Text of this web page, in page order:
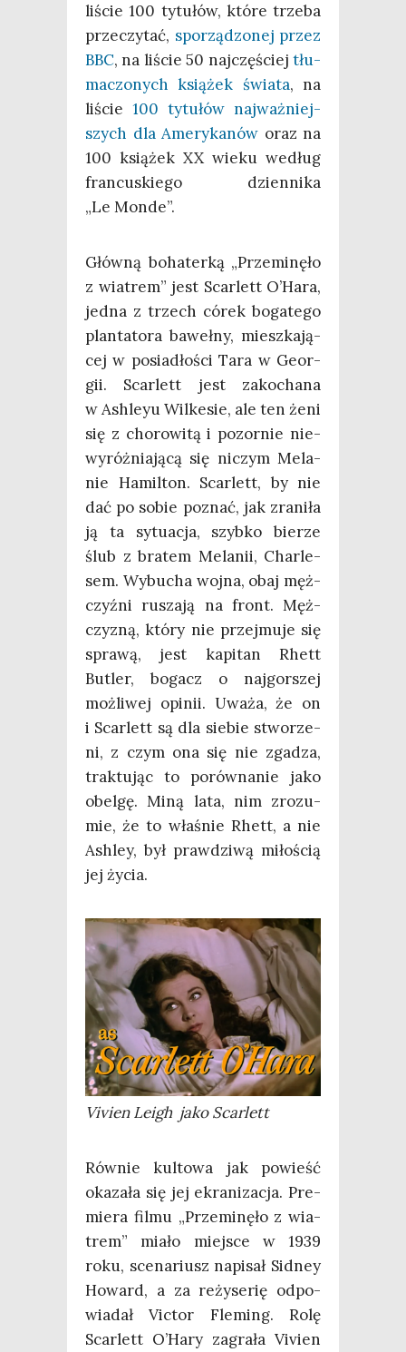
liście 100 tytu­łów, któ­re trze­ba
prze­czy­tać, spo­rzą­dzo­nej przez
BBC, na liście 50 naj­czę­ściej tłu­
ma­czo­nych ksią­żek świa­ta, na
liście 100 tytu­łów naj­waż­niej­
szych dla Ame­ry­ka­nów oraz na
100 ksią­żek XX wie­ku według
fran­cu­skie­go dzien­ni­ka
„Le Monde”.
Głów­ną boha­ter­ką „Prze­mi­nę­ło
z wia­trem” jest Scar­lett O’Ha­ra,
jed­na z trzech córek boga­te­go
plan­ta­to­ra baweł­ny, miesz­ka­ją­
cej w posia­dło­ści Tara w Geo­r­
gii. Scar­lett jest zako­cha­na
w Ash­leyu Wil­ke­sie, ale ten żeni
się z cho­ro­wi­tą i pozor­nie nie­
wy­róż­nia­ją­cą się niczym Mela­
nie Hamil­ton. Scar­lett, by nie
dać po sobie poznać, jak zra­ni­ła
ją ta sytu­acja, szyb­ko bie­rze
ślub z bra­tem Mela­nii, Char­le­
sem. Wybu­cha woj­na, obaj męż­
czyź­ni rusza­ją na front. Męż­
czy­zną, któ­ry nie przej­mu­je się
spra­wą, jest kapi­tan Rhett
Butler, bogacz o naj­gor­szej
moż­li­wej opi­nii. Uwa­ża, że on
i Scar­lett są dla sie­bie stwo­rze­
ni, z czym ona się nie zga­dza,
trak­tu­jąc to porów­na­nie jako
obe­lgę. Miną lata, nim zro­zu­
mie, że to wła­śnie Rhett, a nie
Ash­ley, był praw­dzi­wą miło­ścią
jej życia.
Vivien Leigh jako Scarlett
Rów­nie kul­to­wa jak powieść
oka­za­ła się jej ekra­ni­za­cja. Pre­
mie­ra fil­mu „Prze­mi­nę­ło z wia­
trem” mia­ło miej­sce w 1939
roku, sce­na­riusz napi­sał Sid­ney
Howard, a za reży­se­rię odpo­
wia­dał Vic­tor Fle­ming. Rolę
Scar­lett O’Hary zagra­ła Vivien